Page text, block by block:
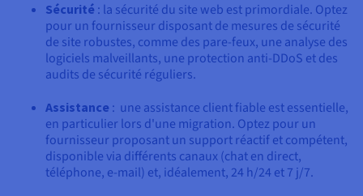
Sécurité : la sécurité du site web est primordiale. Optez
pour un fournisseur disposant de mesures de sécurité
de site robustes, comme des pare-feux, une analyse des
logiciels malveillants, une protection anti-DDoS et des
audits de sécurité réguliers.
Assistance : une assistance client fiable est essentielle,
en particulier lors d'une migration. Optez pour un
fournisseur proposant un support réactif et compétent,
disponible via différents canaux (chat en direct,
téléphone, e-mail) et, idéalement, 24 h/24 et 7 j/7.